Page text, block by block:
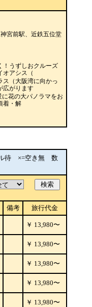
宮前駅、近鉄五位堂
！うずしおクルーズ
オアシス（
ス（大阪湾に向かっ
広がります
に花の大パノラマをお
着・解
待 ×=空き無 数
検索
備考 旅行代金
￥ 13,980〜
￥ 13,980〜
￥ 13,980〜
￥ 13,980〜
￥ 13,980〜